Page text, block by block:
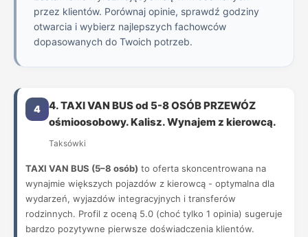
przez klientów. Porównaj opinie, sprawdź godziny
otwarcia i wybierz najlepszych fachowców
dopasowanych do Twoich potrzeb.
4
4. TAXI VAN BUS od 5-8 OSÓB PRZEWÓZ
ośmioosobowy. Kalisz. Wynajem z kierowcą.
Taksówki
TAXI VAN BUS (5–8 osób) to oferta skoncentrowana na
wynajmie większych pojazdów z kierowcą - optymalna dla
wydarzeń, wyjazdów integracyjnych i transferów
rodzinnych. Profil z oceną 5.0 (choć tylko 1 opinia) sugeruje
bardzo pozytywne pierwsze doświadczenia klientów.